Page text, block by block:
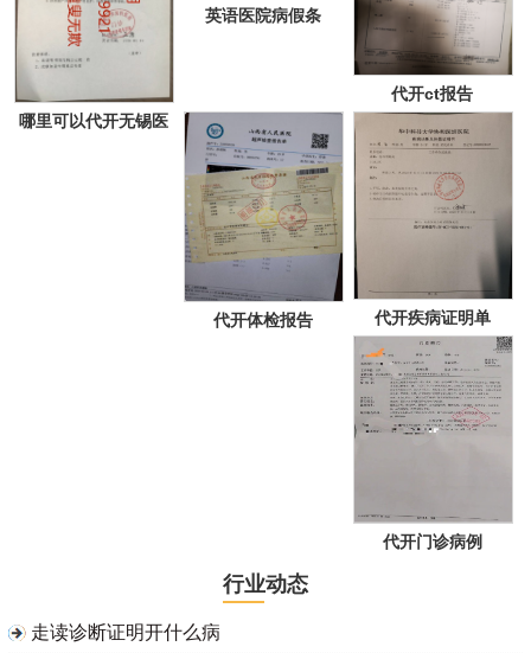
哪里可以代开无锡医
英语医院病假条
代开ct报告
代开体检报告 代开疾病证明单
代开门诊病例
行业动态
走读诊断证明开什么病